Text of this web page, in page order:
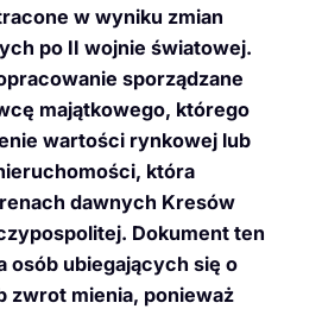
w wyniku zmian
po II wojnie światowej.
sporządzane
majątkowego, którego
wartości rynkowej lub
która
dawnych Kresów
Dokument ten
osób ubiegających się o
zwrot mienia, ponieważ